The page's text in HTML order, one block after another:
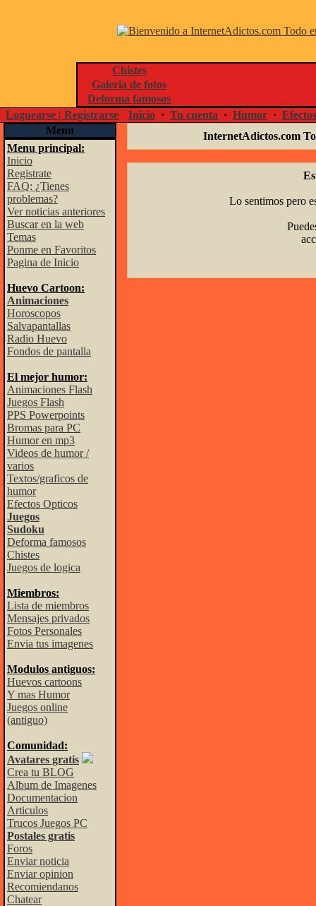
Chistes
Galeria de fotos
Deforma famosos
Loguearse | Registrarse
Inicio · Tu cuenta · Humor ·
Menu
Menu principal:
Inicio
Registrate
FAQ: ¿Tienes
problemas?
Ver noticias anteriores
Buscar en la web
Temas
Ponme en Favoritos
Pagina de Inicio
Huevo Cartoon:
Animaciones
Horoscopos
Salvapantallas
Radio Huevo
Fondos de pantalla
El mejor humor:
Animaciones Flash
Juegos Flash
PPS Powerpoints
Bromas para PC
Humor en mp3
Videos de humor /
varios
Textos/graficos de
humor
Efectos Opticos
Juegos
Sudoku
Deforma famosos
Chistes
Juegos de logica
Miembros:
Lista de miembros
Mensajes privados
Fotos Personales
Envia tus imagenes
Modulos antiguos:
Huevos cartoons
Y mas Humor
Juegos online
(antiguo)
Comunidad:
Avatares gratis
Crea tu BLOG
Album de Imagenes
Documentacion
Articulos
Trucos Juegos PC
Postales gratis
Foros
Enviar noticia
Enviar opinion
Recomiendanos
Chatear
InternetAdictos.com
Lo sentimos pero